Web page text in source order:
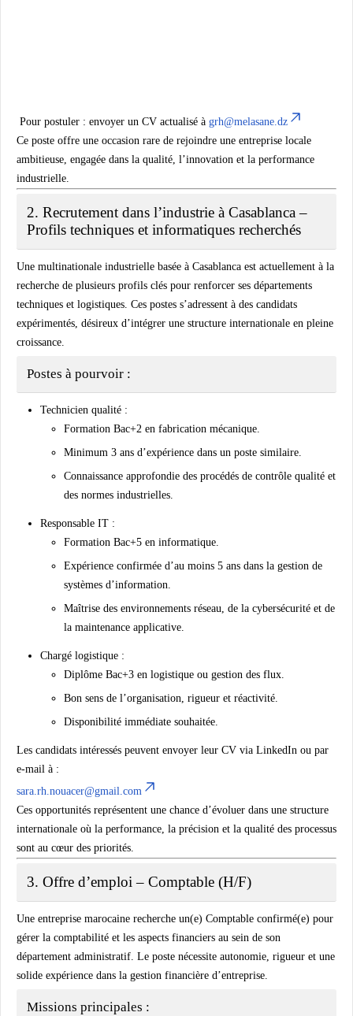
Pour postuler : envoyer un CV actualisé à grh@melasane.dz
Ce poste offre une occasion rare de rejoindre une entreprise locale
ambitieuse, engagée dans la qualité, l’innovation et la performance
industrielle.
2. Recrutement dans l’industrie à Casablanca –
Profils techniques et informatiques recherchés
Une multinationale industrielle basée à Casablanca est actuellement à la
recherche de plusieurs profils clés pour renforcer ses départements
techniques et logistiques. Ces postes s’adressent à des candidats
expérimentés, désireux d’intégrer une structure internationale en pleine
croissance.
Postes à pourvoir :
Technicien qualité :
Formation Bac+2 en fabrication mécanique
Minimum 3 ans d’expérience dans un poste similaire.
Connaissance approfondie des procédés de contrôle qualité et
des normes industrielles
Responsable IT :
Formation Bac+5 en informatique
Expérience confirmée d’au moins 5 ans dans la gestion de
systèmes d’information.
Maîtrise des environnements réseau, de la cybersécurité et de
la maintenance applicative.
Chargé logistique :
Diplôme Bac+3 en logistique ou gestion des flux
Bon sens de l’organisation, rigueur et réactivité.
Disponibilité immédiate souhaitée.
Les candidats intéressés peuvent envoyer leur CV via LinkedIn ou par
e-mail à :
sara.rh.nouacer@gmail.com
Ces opportunités représentent une chance d’évoluer dans une structure
internationale où la performance, la précision et la qualité des processus
sont au cœur des priorités.
3. Offre d’emploi – Comptable (H/F)
Une entreprise marocaine recherche un(e) Comptable confirmé(e) pour
gérer la comptabilité et les aspects financiers au sein de son
département administratif. Le poste nécessite autonomie, rigueur et une
solide expérience dans la gestion financière d’entreprise.
Missions principales :